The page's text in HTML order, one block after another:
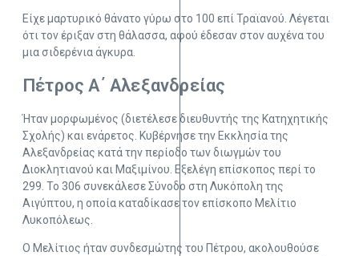
Είχε μαρτυρικό θάνατο γύρω στο 100 επί Τραϊανού. Λέγεται
ότι τον έριξαν στη θάλασσα, αφού έδεσαν στον αυχένα του
μια σιδερένια άγκυρα.
Πέτρος Α΄ Αλεξανδρείας
Ήταν μορφωμένος (διετέλεσε διευθυντής της Κατηχητικής
Σχολής) και ενάρετος. Κυβέρνησε την Εκκλησία της
Αλεξανδρείας κατά την περίοδο των διωγμών του
Διοκλητιανού και Μαξιμίνου. Εξελέγη επίσκοπος περί το
299. Το 306 συνεκάλεσε Σύνοδο στη Λυκόπολη της
Αιγύπτου, η οποία καταδίκασε τον επίσκοπο Μελίτιο
Λυκοπόλεως.
Ο Μελίτιος ήταν συνδεσμώτης του Πέτρου, ακολουθούσε